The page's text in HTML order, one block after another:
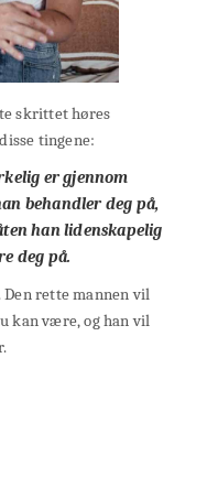
skrittet høres
tingene:
er gjennom
behandler deg på,
han lidenskapelig
deg på.
Den rette mannen vil
kan være, og han vil